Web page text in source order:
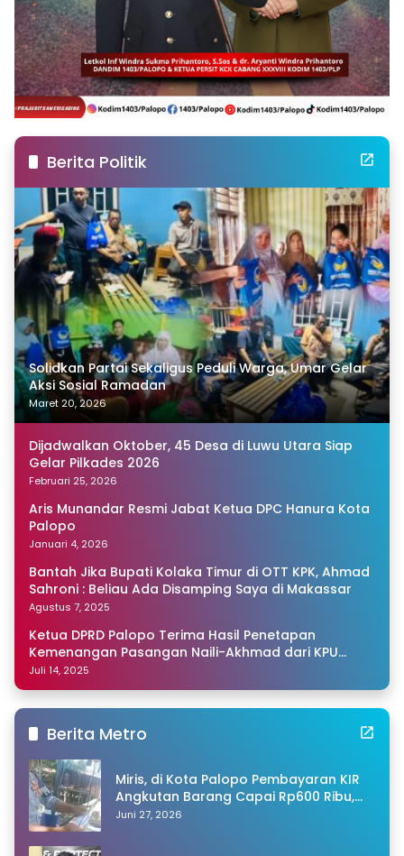
Berita Politik
Solidkan Partai Sekaligus Peduli Warga, Umar Gelar
Aksi Sosial Ramadan
Maret 20, 2026
Dijadwalkan Oktober, 45 Desa di Luwu Utara Siap
Gelar Pilkades 2026
Februari 25, 2026
Aris Munandar Resmi Jabat Ketua DPC Hanura Kota
Palopo
Januari 4, 2026
Bantah Jika Bupati Kolaka Timur di OTT KPK, Ahmad
Sahroni : Beliau Ada Disamping Saya di Makassar
Agustus 7, 2025
Ketua DPRD Palopo Terima Hasil Penetapan
Kemenangan Pasangan Naili-Akhmad dari KPU
Sulsel
Juli 14, 2025
Berita Metro
Miris, di Kota Palopo Pembayaran KIR
Angkutan Barang Capai Rp600 Ribu,
Warganet Pertanyakan Dugaan Pungli
Juni 27, 2026